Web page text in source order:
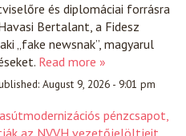
és diplomáciai forrásra
Bertalant, a Fidesz
„fake newsnak”, magyarul
Read more »
August 9, 2026 - 9:01 pm
pénzcsapot,